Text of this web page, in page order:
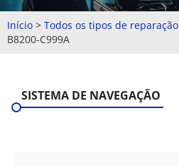
Início > Todos os tipos de reparação
B8200-C999A
SISTEMA DE NAVEGAÇÃO